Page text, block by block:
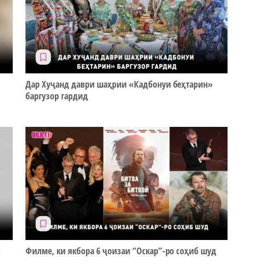
Дар Хуҷанд даври шаҳрии «Кадбонуи беҳтарин»
баргузор гардид
Филме, ки якбора 6 ҷоизаи “Оскар”-ро соҳиб шуд